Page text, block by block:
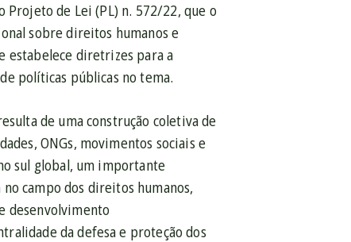
Projeto de Lei (PL) n. 572/22, que o
sobre direitos humanos e
estabelece diretrizes para a
políticas públicas no tema.
de uma construção coletiva de
ONGs, movimentos sociais e
sul global, um importante
campo dos direitos humanos,
desenvolvimento
da defesa e proteção dos